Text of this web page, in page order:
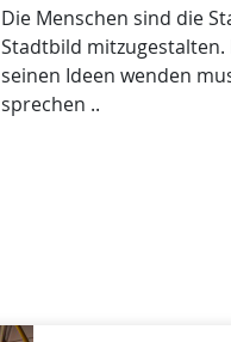
Die Menschen sind die
Stadtbild
seinen Ideen wenden
sprechen ..